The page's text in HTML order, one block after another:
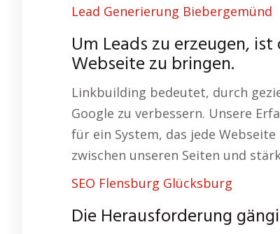
Lead Generierung Biebergemünd
Um Leads zu erzeugen,
Webseite zu bringen.
Linkbuilding bedeutet, durch
Google zu verbessern. Unsere
für ein System, das jede
zwischen unseren Seiten und
SEO Flensburg Glücksburg
Die Herausforderung